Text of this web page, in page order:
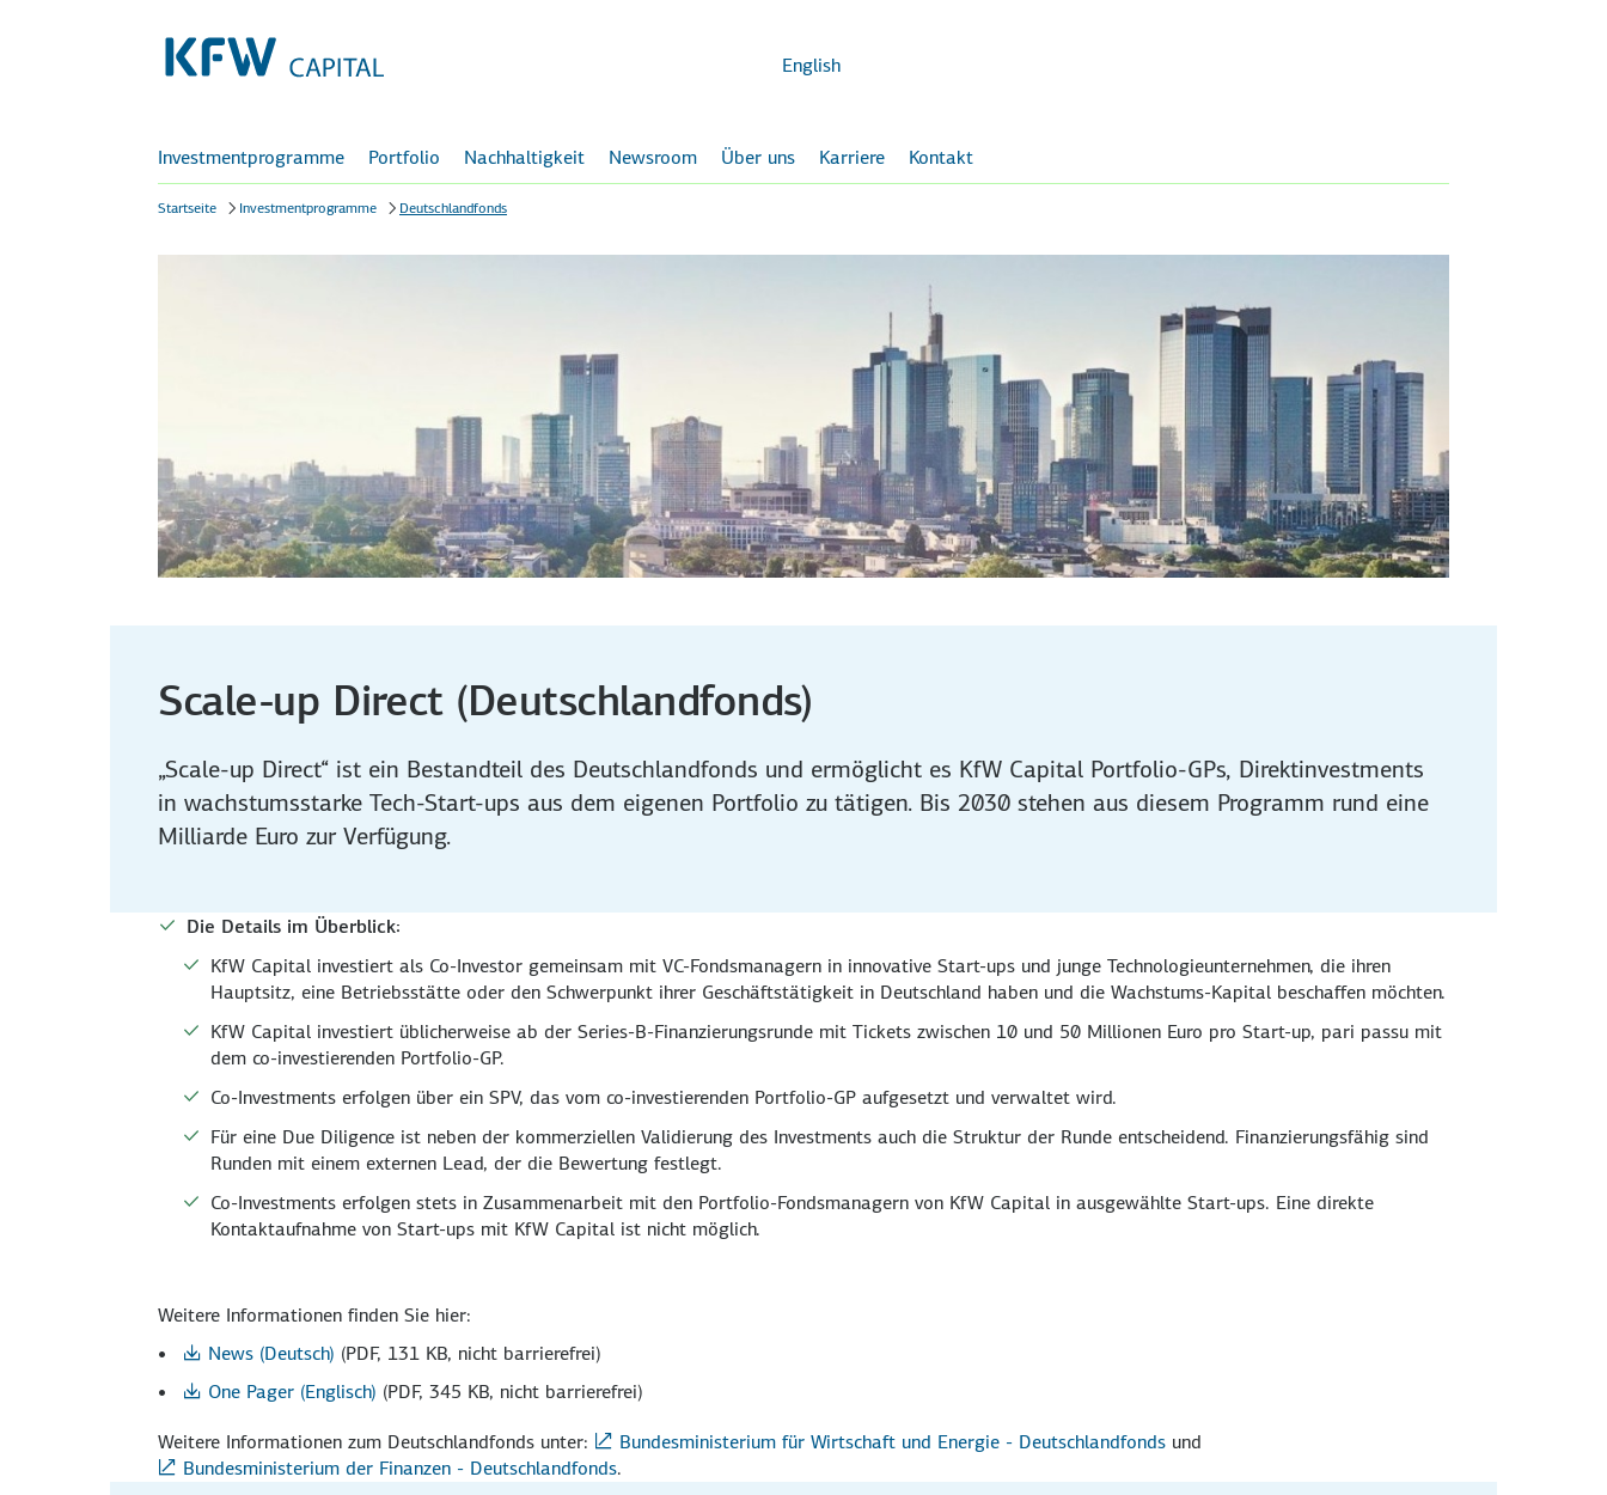
English
Investmentprogramme Portfolio Nachhaltigkeit Newsroom Über uns Karriere Kontakt
Startseite Investmentprogramme Deutschlandfonds
Scale-up Direct (Deutschlandfonds)
„Scale-up Direct“ ist ein Bestandteil des Deutschlandfonds und ermöglicht es KfW Capital Portfolio-GPs, Direktinvestments
in wachstumsstarke Tech-Start-ups aus dem eigenen Portfolio zu tätigen. Bis 2030 stehen aus diesem Programm rund eine
Milliarde Euro zur Verfügung.
Die Details im Überblick:
KfW Capital investiert als Co-Investor gemeinsam mit VC-Fonds­managern in innovative Start-ups und junge Technologie­unternehmen, die ihren
Hauptsitz, eine Betriebsstätte oder den Schwerpunkt ihrer Geschäfts­tätigkeit in Deutschland haben und die Wachstums-Kapital beschaffen möchten.
KfW Capital investiert üblicherweise ab der Series-B-Finanzierungsrunde mit Tickets zwischen 10 und 50 Millionen Euro pro Start-up, pari passu mit
dem co-investierenden Portfolio-GP.
Co-Investments erfolgen über ein SPV, das vom co-investierenden Portfolio-GP aufgesetzt und verwaltet wird.
Für eine Due Diligence ist neben der kommerziellen Validierung des Investments auch die Struktur der Runde entscheidend. Finanzierungsfähig sind
Runden mit einem externen Lead, der die Bewertung festlegt.
Co-Investments erfolgen stets in Zusammen­arbeit mit den Portfolio-Fondsmanagern von KfW Capital in ausgewählte Start-ups. Eine direkte
Kontakt­aufnahme von Start-ups mit KfW Capital ist nicht möglich.
Weitere Informationen finden Sie hier:
News (Deutsch) (PDF, 131 KB, nicht barrierefrei)
One Pager (Englisch) (PDF, 345 KB, nicht barrierefrei)
Weitere Informationen zum Deutschlandfonds unter:
Bundesministerium für Wirtschaft und Energie - Deutschlandfonds und
Bundesministerium der Finanzen - Deutschlandfonds.